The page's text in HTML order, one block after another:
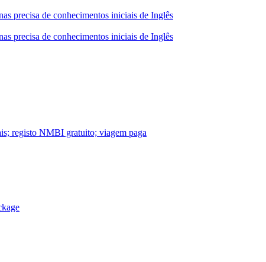
precisa de conhecimentos iniciais de Inglês
precisa de conhecimentos iniciais de Inglês
registo NMBI gratuito; viagem paga